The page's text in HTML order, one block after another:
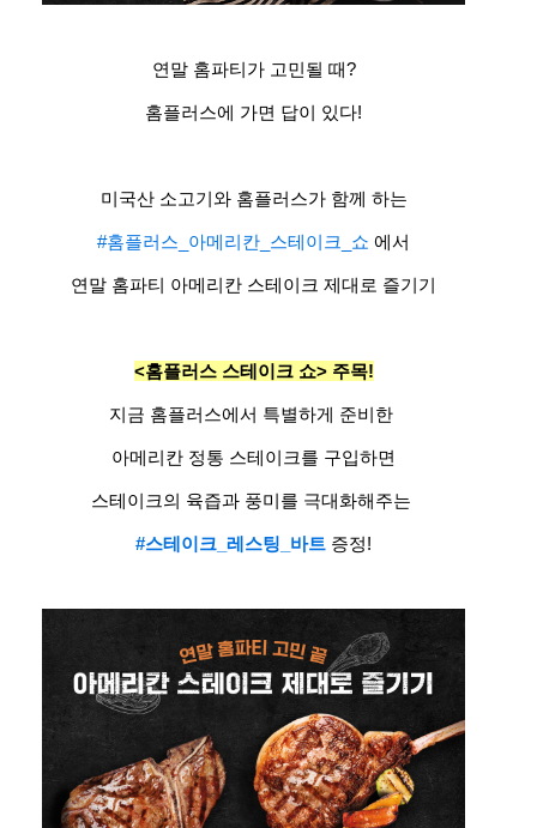
연말 홈파티가 고민될 때?​
홈플러스에 가면 답이 있다!​
미국산 소고기와 홈플러스가 함께 하는​
#홈플러스_아메리칸_스테이크_쇼 에서​
연말 홈파티 아메리칸 스테이크 제대로 즐기기​
<홈플러스 스테이크 쇼> 주목!​
지금 홈플러스에서 특별하게 준비한 ​
아메리칸 정통 스테이크를 구입하면​
스테이크의 육즙과 풍미를 극대화해주는 ​
#스테이크_레스팅_바트 증정!​